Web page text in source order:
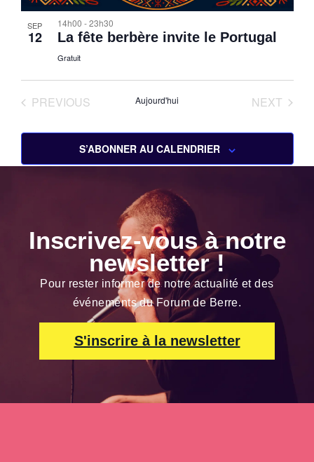
SEP
12
14h00 -23h30
La fête berbère invite le Portugal
Gratuit
PREVIOUSÉVÈNEMENTS
Aujourd'hui NEXT
S’ABONNER AU CALENDRIER
Inscrivez-vous à notre
newsletter !
Pour rester informer de notre actualité et des
événements du Forum de Berre.
S'inscrire à la newsletter